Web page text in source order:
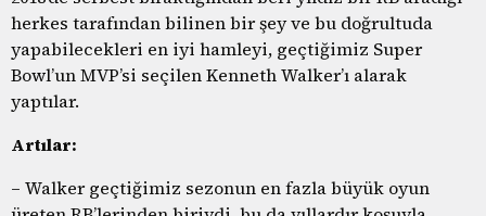
herkes tarafından bilinen bir şey ve bu doğrultuda
yapabilecekleri en iyi hamleyi, geçtiğimiz Super
Bowl’un MVP’si seçilen Kenneth Walker’ı alarak
yaptılar.
Artılar:
– Walker geçtiğimiz sezonun en fazla büyük oyun